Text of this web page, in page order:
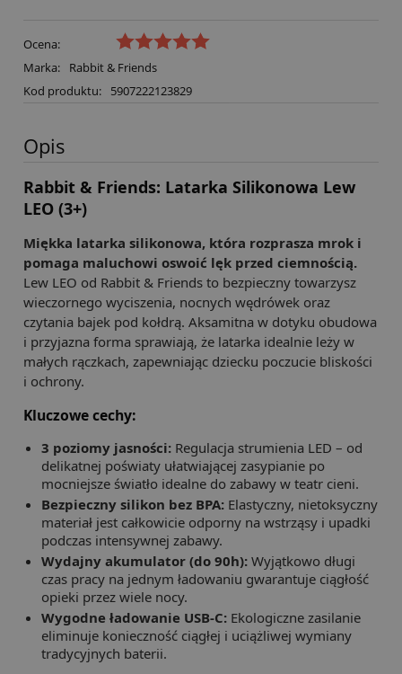
Ocena:
Marka:
Rabbit & Friends
Kod produktu:
5907222123829
Opis
Rabbit & Friends: Latarka Silikonowa Lew
LEO (3+)
Miękka latarka silikonowa, która rozprasza mrok i
pomaga maluchowi oswoić lęk przed ciemnością.
Lew LEO od Rabbit & Friends to bezpieczny towarzysz
wieczornego wyciszenia, nocnych wędrówek oraz
czytania bajek pod kołdrą. Aksamitna w dotyku obudowa
i przyjazna forma sprawiają, że latarka idealnie leży w
małych rączkach, zapewniając dziecku poczucie bliskości
i ochrony.
Kluczowe cechy:
3 poziomy jasności: Regulacja strumienia LED – od
delikatnej poświaty ułatwiającej zasypianie po
mocniejsze światło idealne do zabawy w teatr cieni.
Bezpieczny silikon bez BPA: Elastyczny, nietoksyczny
materiał jest całkowicie odporny na wstrząsy i upadki
podczas intensywnej zabawy.
Wydajny akumulator (do 90h): Wyjątkowo długi
czas pracy na jednym ładowaniu gwarantuje ciągłość
opieki przez wiele nocy.
Wygodne ładowanie USB-C: Ekologiczne zasilanie
eliminuje konieczność ciągłej i uciążliwej wymiany
tradycyjnych baterii.